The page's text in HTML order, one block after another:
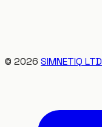
© 2026 SIMNETIQ LTD